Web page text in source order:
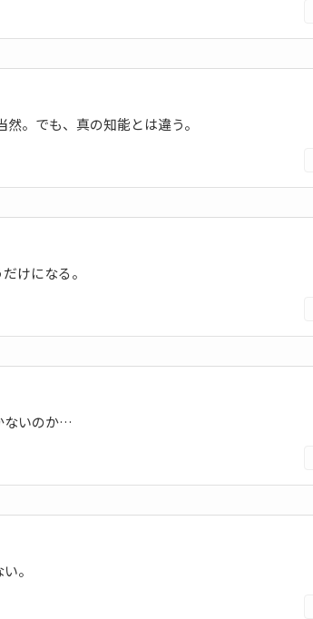
。でも、真の知能とは違う。
けになる。
ないのか…
。